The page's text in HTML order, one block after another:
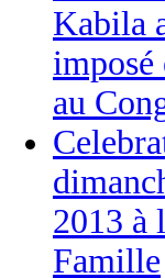
Kabila
imposé
au
2013 à
Famille